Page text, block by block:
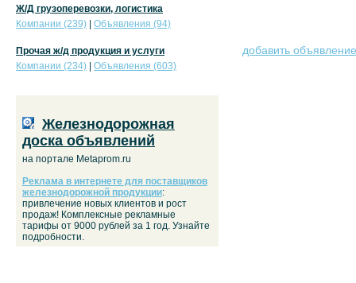
добавить объявление
Ж/Д грузоперевозки, логистика
Компании (239)
Объявления (94)
Прочая ж/д продукция и услуги
Компании (234)
Объявления (603)
Железнодорожная
доска объявлений
на портале Metaprom.ru
Реклама в интернете для поставщиков
железнодорожной продукции:
привлечение новых клиентов и рост
продаж! Комплексные рекламные
тарифы от 9000 рублей за 1 год. Узнайте
подробности.